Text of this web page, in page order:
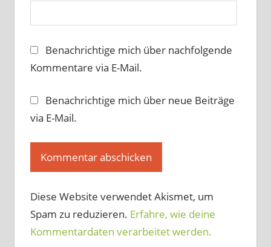
Benachrichtige mich über nachfolgende
Kommentare via E-Mail.
Benachrichtige mich über neue Beiträge
via E-Mail.
Diese Website verwendet Akismet, um
Spam zu reduzieren. Erfahre, wie deine
Kommentardaten verarbeitet werden.